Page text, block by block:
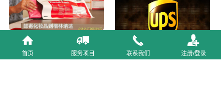
邮寄化妆品到格林纳达
杭州UPS国际快递公司
首页 服务项目 联系我们 注册/登录